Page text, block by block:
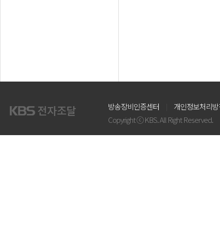
방송장비인증센터
개인정보처리
Copyright ⓒ KBS. All Right Reserved.